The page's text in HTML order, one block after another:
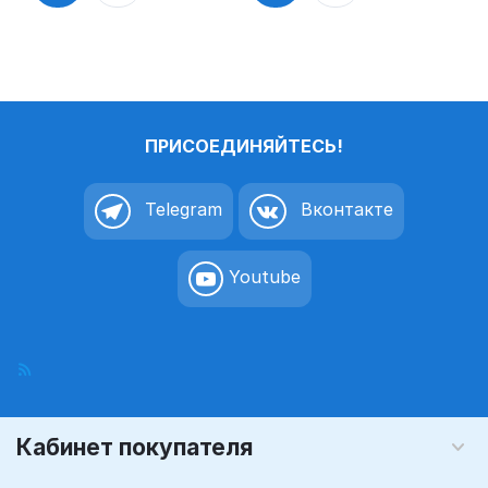
ПРИСОЕДИНЯЙТЕСЬ!
Telegram Вконтакте
Youtube
Кабинет покупателя